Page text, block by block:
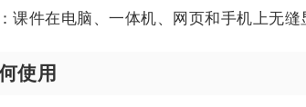
：课件在电脑、一体机、网页和手机上无缝
使用